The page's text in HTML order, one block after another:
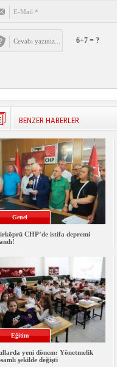
6+7 = ?
BENZER HABERLER
Genel
CHP’de istifa depremi
Eğitim
yeni dönem: Yönetmelik
şekilde değişti